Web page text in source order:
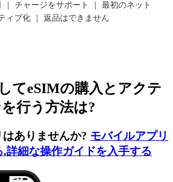
｜ チャージをサポート ｜ 最初のネット
ィブ化 ｜ 返品はできません
てeSIMの購入とアクテ
行う方法は?
ありませんか? モバイルアプリ
,詳細な操作ガイドを入手する